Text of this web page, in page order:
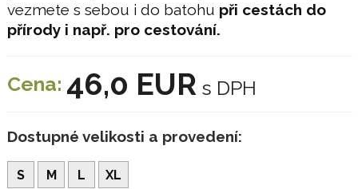
vezmete s sebou i do batohu při cestách do
přírody i např. pro cestování.
Cena: 46,0 EUR s DPH
Dostupné velikosti a provedení:
S M L
XL